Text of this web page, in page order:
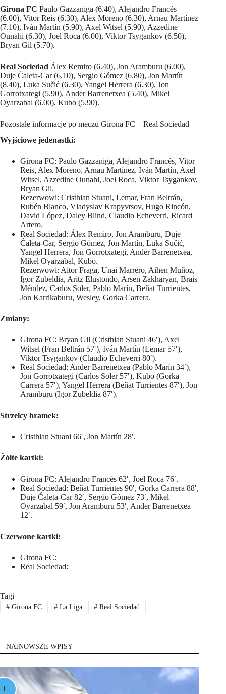
Girona FC Paulo Gazzaniga (6.40), Alejandro Francés
(6.00), Vitor Reis (6.30), Alex Moreno (6.30), Arnau Martínez
(7.10), Iván Martín (5.90), Axel Witsel (5.90), Azzedine
Ounahi (6.30), Joel Roca (6.00), Viktor Tsygankov (6.50),
Bryan Gil (5.70).
Real Sociedad Álex Remiro (6.40), Jon Aramburu (6.00),
Duje Ćaleta-Car (6.10), Sergio Gómez (6.80), Jon Martín
(8.40), Luka Sučić (6.30), Yangel Herrera (6.30), Jon
Gorrotxategi (5.90), Ander Barrenetxea (5.40), Mikel
Oyarzabal (6.00), Kubo (5.90).
Pozostałe informacje po meczu Girona FC – Real Sociedad
Wyjściowe jedenastki:
Girona FC: Paulo Gazzaniga, Alejandro Francés, Vitor
Reis, Alex Moreno, Arnau Martínez, Iván Martín, Axel
Witsel, Azzedine Ounahi, Joel Roca, Viktor Tsygankov,
Bryan Gil.
Rezerwowi: Cristhian Stuani, Lemar, Fran Beltrán,
Rubén Blanco, Vladyslav Krapyvtsov, Hugo Rincón,
David López, Daley Blind, Claudio Echeverri, Ricard
Artero.
Real Sociedad: Álex Remiro, Jon Aramburu, Duje
Ćaleta-Car, Sergio Gómez, Jon Martín, Luka Sučić,
Yangel Herrera, Jon Gorrotxategi, Ander Barrenetxea,
Mikel Oyarzabal, Kubo.
Rezerwowi: Aitor Fraga, Unai Marrero, Aihen Muñoz,
Igor Zubeldia, Aritz Elustondo, Arsen Zakharyan, Brais
Méndez, Carlos Soler, Pablo Marín, Beñat Turrientes,
Jon Karrikaburu, Wesley, Gorka Carrera.
Zmiany:
Girona FC: Bryan Gil (Cristhian Stuani 46′), Axel
Witsel (Fran Beltrán 57′), Iván Martín (Lemar 57′),
Viktor Tsygankov (Claudio Echeverri 80′).
Real Sociedad: Ander Barrenetxea (Pablo Marín 34′),
Jon Gorrotxategi (Carlos Soler 57′), Kubo (Gorka
Carrera 57′), Yangel Herrera (Beñat Turrientes 87′), Jon
Aramburu (Igor Zubeldia 87′).
Strzelcy bramek:
Cristhian Stuani 66′, Jon Martín 28′.
Żółte kartki:
Girona FC: Alejandro Francés 62′, Joel Roca 76′.
Real Sociedad: Beñat Turrientes 90′, Gorka Carrera 88′,
Duje Ćaleta-Car 82′, Sergio Gómez 73′, Mikel
Oyarzabal 59′, Jon Aramburu 53′, Ander Barrenetxea
12′.
Czerwone kartki:
Girona FC:
Real Sociedad:
Tagi
#Girona FC #La Liga # Real Sociedad
NAJNOWSZE WPISY